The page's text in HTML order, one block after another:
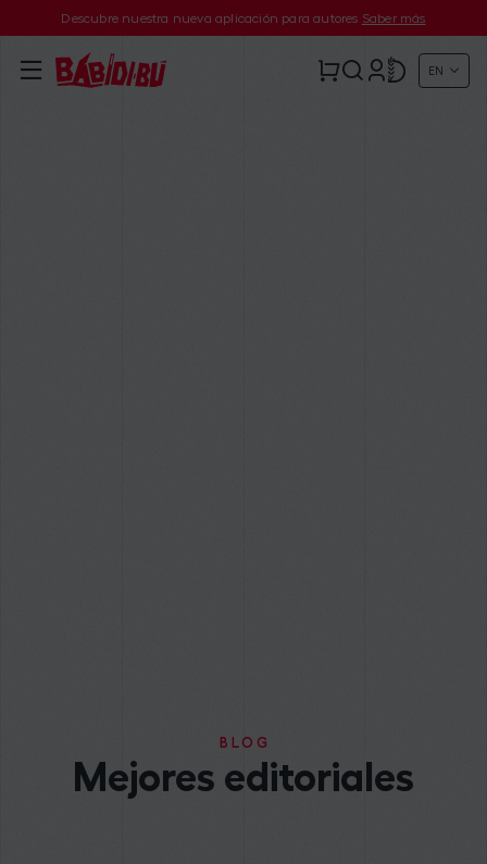
Descubre nuestra nueva aplicación para autores Saber más
EN
BLOG
Mejores editoriales